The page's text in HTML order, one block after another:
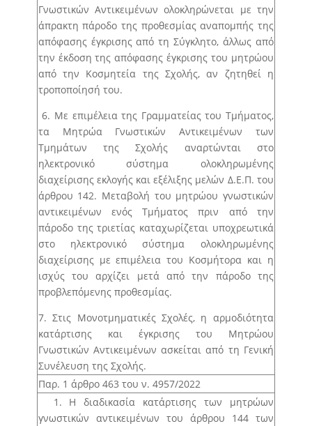
Γνωστικών Αντικειμένων ολοκληρώνεται με την
άπρακτη πάροδο της προθεσμίας αναπομπής της
απόφασης έγκρισης από τη Σύγκλητο, άλλως από
την έκδοση της απόφασης έγκρισης του μητρώου
από την Κοσμητεία της Σχολής, αν ζητηθεί η
τροποποίησή του.
6. Με επιμέλεια της Γραμματείας του Τμήματος,
τα Μητρώα Γνωστικών Αντικειμένων των
Τμημάτων της Σχολής αναρτώνται στο
ηλεκτρονικό σύστημα ολοκληρωμένης
διαχείρισης εκλογής και εξέλιξης μελών Δ.Ε.Π. του
άρθρου 142. Μεταβολή του μητρώου γνωστικών
αντικειμένων ενός Τμήματος πριν από την
πάροδο της τριετίας καταχωρίζεται υποχρεωτικά
στο ηλεκτρονικό σύστημα ολοκληρωμένης
διαχείρισης με επιμέλεια του Κοσμήτορα και η
ισχύς του αρχίζει μετά από την πάροδο της
προβλεπόμενης προθεσμίας.
7. Στις Μονοτμηματικές Σχολές, η αρμοδιότητα
κατάρτισης και έγκρισης του Μητρώου
Γνωστικών Αντικειμένων ασκείται από τη Γενική
Συνέλευση της Σχολής.
Παρ. 1 άρθρο 463 του ν. 4957/2022
1. Η διαδικασία κατάρτισης των μητρώων
γνωστικών αντικειμένων του άρθρου 144 των